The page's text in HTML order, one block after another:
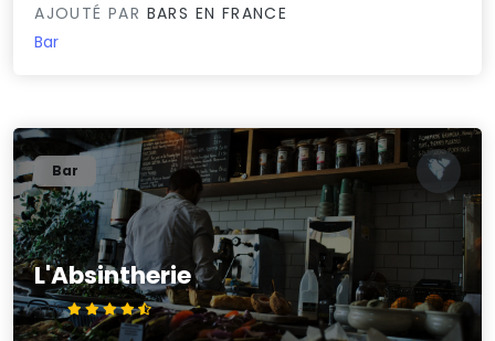
AJOUTÉ PAR BARS EN FRANCE
Bar
L'Absintherie
4.7/5
Bar